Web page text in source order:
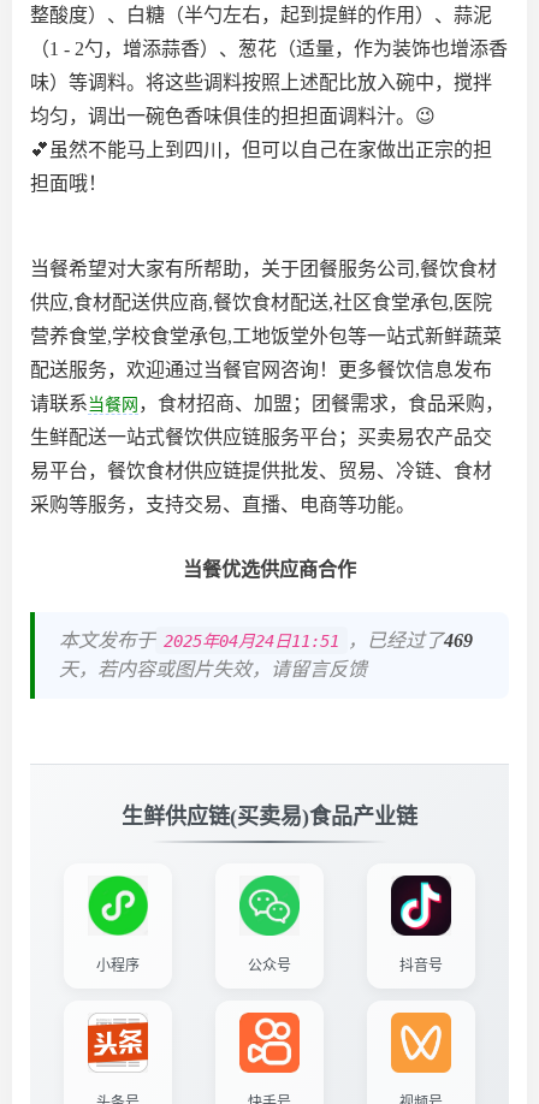
整酸度）、白糖（半勺左右，起到提鲜的作用）、蒜泥
（1 - 2勺，增添蒜香）、葱花（适量，作为装饰也增添香
味）等调料。将这些调料按照上述配比放入碗中，搅拌
均匀，调出一碗色香味俱佳的担担面调料汁。😉
💕虽然不能马上到四川，但可以自己在家做出正宗的担
担面哦！
当餐希望对大家有所帮助，关于团餐服务公司,餐饮食材
供应,食材配送供应商,餐饮食材配送,社区食堂承包,医院
营养食堂,学校食堂承包,工地饭堂外包等一站式新鲜蔬菜
配送服务，欢迎通过当餐官网咨询！更多餐饮信息发布
请联系当餐网 ，食材招商、加盟；团餐需求，食品采购，
生鲜配送一站式餐饮供应链服务平台；买卖易农产品交
易平台，餐饮食材供应链提供批发、贸易、冷链、食材
采购等服务，支持交易、直播、电商等功能。
当餐优选供应商合作
本文发布于 2025年04月24日11:51 ，已经过了469
天，若内容或图片失效，请留言反馈
生鲜供应链(买卖易)食品产业链
小程序 公众号 抖音号